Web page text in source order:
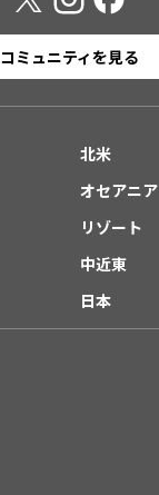
コミュニティを見る
北米
オセアニア
リゾート
中近東
日本